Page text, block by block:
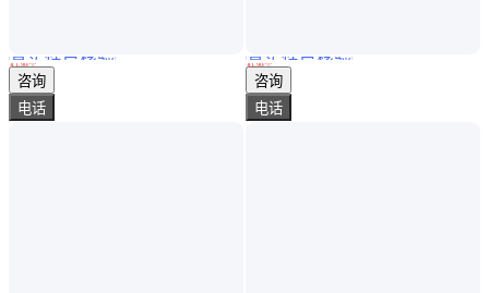
长期报价 扇形喷嘴喷头 工业雾化锥形喷头 塑料PP喷头
真实性已核验
￥ 1 .90/个
山东济宁
咨询
电话
厂家 管道疏通尘喷头 管道清洗喷头 除尘雾化喷头
真实性已核验
￥1 .90/个
山东济宁
咨询
电话